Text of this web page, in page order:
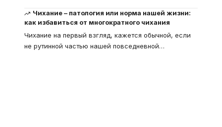
Чихание – патология или норма нашей жизни:
как избавиться от многократного чихания
Чихание на первый взгляд, кажется обычной, если
не рутинной частью нашей повседневной…